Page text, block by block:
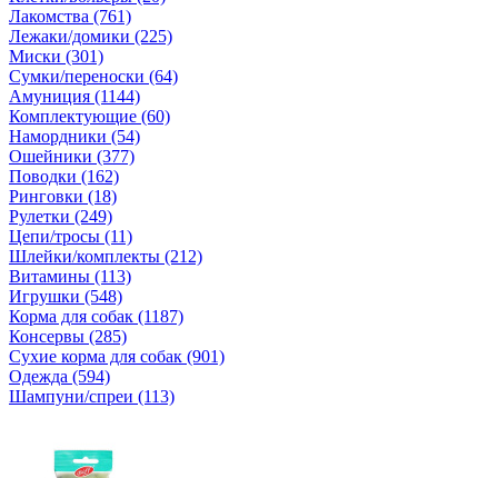
Лакомства (761)
Лежаки/домики (225)
Миски (301)
Сумки/переноски (64)
Амуниция (1144)
Комплектующие (60)
Намордники (54)
Ошейники (377)
Поводки (162)
Ринговки (18)
Рулетки (249)
Цепи/тросы (11)
Шлейки/комплекты (212)
Витамины (113)
Игрушки (548)
Корма для собак (1187)
Консервы (285)
Сухие корма для собак (901)
Одежда (594)
Шампуни/спреи (113)